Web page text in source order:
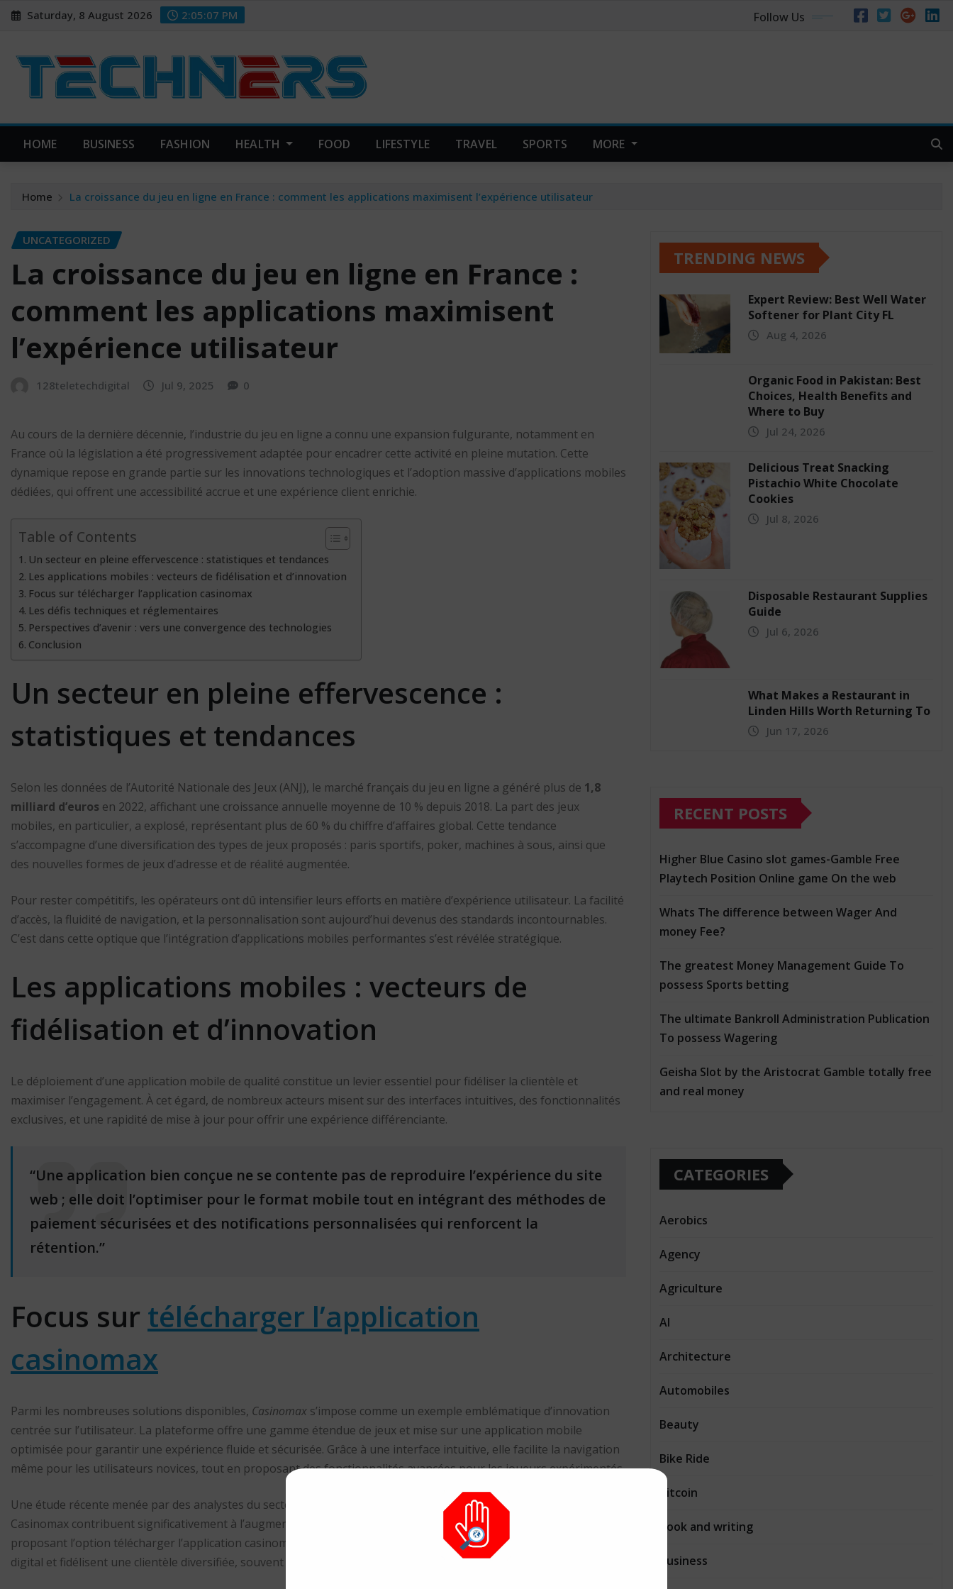
Skip Saturday, 8 August 2026 2:05:08 PM Follow Us
HOME BUSINESS FASHION HEALTH FOOD LIFESTYLE TRAVEL SPORTS MORE
Home La croissance du jeu en ligne en France : comment les applications maximisent l’expérience utilisateur
UNCATEGORIZED
La croissance du jeu en ligne en France :
comment les applications maximisent
l’expérience utilisateur
128teletechdigital Jul 9, 2025 0
Au cours de la dernière décennie, l’industrie du jeu en ligne a connu une expansion fulgurante, notamment en
France où la législation a été progressivement adaptée pour encadrer cette activité en pleine mutation. Cette
dynamique repose en grande partie sur les innovations technologiques et l’adoption massive d’applications mobiles
dédiées, qui offrent une accessibilité accrue et une expérience client enrichie.
Table of Contents
Un secteur en pleine effervescence : statistiques et tendances
Les applications mobiles : vecteurs de fidélisation et d’innovation
Focus sur télécharger l’application casinomax
Les défis techniques et réglementaires
Perspectives d’avenir : vers une convergence des technologies
Conclusion
Un secteur en pleine effervescence :
statistiques et tendances
Selon les données de l’Autorité Nationale des Jeux (ANJ), le marché français du jeu en ligne a généré plus de 1,8
milliard d’euros en 2022, affichant une croissance annuelle moyenne de 10 % depuis 2018. La part des jeux
mobiles, en particulier, a explosé, représentant plus de 60 % du chiffre d’affaires global. Cette tendance
s’accompagne d’une diversification des types de jeux proposés : paris sportifs, poker, machines à sous, ainsi que
des nouvelles formes de jeux d’adresse et de réalité augmentée.
Pour rester compétitifs, les opérateurs ont dû intensifier leurs efforts en matière d’expérience utilisateur. La facilité
d’accès, la fluidité de navigation, et la personnalisation sont aujourd’hui devenus des standards incontournables.
C’est dans cette optique que l’intégration d’applications mobiles performantes s’est révélée stratégique.
Les applications mobiles : vecteurs de
fidélisation et d’innovation
Le déploiement d’une application mobile de qualité constitue un levier essentiel pour fidéliser la clientèle et
maximiser l’engagement. À cet égard, de nombreux acteurs misent sur des interfaces intuitives, des fonctionnalités
exclusives, et une rapidité de mise à jour pour offrir une expérience différenciante.
“Une application bien conçue ne se contente pas de reproduire l’expérience du site
web ; elle doit l’optimiser pour le format mobile tout en intégrant des méthodes de
paiement sécurisées et des notifications personnalisées qui renforcent la
rétention.”
Focus sur télécharger l’application
casinomax
Parmi les nombreuses solutions disponibles, Casinomax s’impose comme un exemple emblématique d’innovation
centrée sur l’utilisateur. La plateforme offre une gamme étendue de jeux et mise sur une application mobile
optimisée pour garantir une expérience fluide et sécurisée. Grâce à une interface intuitive, elle facilite la navigation
même pour les utilisateurs novices, tout en proposant des fonctionnalités avancées pour les joueurs expérimentés.
Une étude récente menée par des analystes du secteur a démontré que les applications telles que celle de
Casinomax contribuent significativement à l’augmentation du taux de rétention et de conversion des utilisateurs. En
proposant l’option télécharger l’application casinomax, les opérateurs renforcent leur présence sur le marché
digital et fidélisent une clientèle diversifiée, souvent âgée de 18 à 45 ans.
TRENDING NEWS
Expert Review: Best Well Water
Softener for Plant City FL
Aug 4, 2026
Organic Food in Pakistan: Best
Choices, Health Benefits and
Where to Buy
Jul 24, 2026
Delicious Treat Snacking
Pistachio White Chocolate
Cookies
Jul 8, 2026
Disposable Restaurant Supplies
Guide
Jul 6, 2026
What Makes a Restaurant in
Linden Hills Worth Returning To
Jun 17, 2026
RECENT POSTS
Higher Blue Casino slot games-Gamble Free
Playtech Position Online game On the web
Whats The difference between Wager And
money Fee?
The greatest Money Management Guide To
possess Sports betting
The ultimate Bankroll Administration Publication
To possess Wagering
Geisha Slot by the Aristocrat Gamble totally free
and real money
CATEGORIES
Aerobics
Agency
Agriculture
AI
Architecture
Automobiles
Beauty
Bike Ride
Bitcoin
Book and writing
Business